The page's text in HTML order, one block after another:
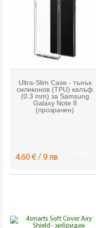
Ultra-Slim Case - тънък
силиконов (TPU) калъф
(0.3 mm) за Samsung
Galaxy Note 8
(прозрачен)
4.60 € / 9 лв